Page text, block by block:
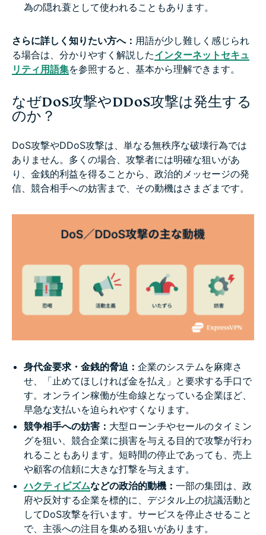
為の隠れ蓑として使われることもあります。
さらに詳しく知りたい方へ： 用語が少し難しく感じられ
る場合は、分かりやすく解説したインターネットセキュ
リティ用語集を参照すると、基本から理解できます。
なぜDoS攻撃やDDoS攻撃は発生する
のか？
DoS攻撃やDDoS攻撃は、単なる無秩序な破壊行為では
ありません。多くの場合、攻撃者には明確な狙いがあ
り、金銭的利益を得ることから、政治的メッセージの発
信、競合相手への妨害まで、その動機はさまざまです。
身代金要求・金銭的脅迫： 企業のシステムを麻痺さ
せ、「止めてほしければ金を払え」と要求する手口で
す。オンライン稼働が生命線となっている企業ほど、
早急な支払いを迫られやすくなります。
競争相手への妨害： 大型ローンチやセールのタイミン
グを狙い、競合企業に損害を与える目的で攻撃が行わ
れることもあります。短時間の停止であっても、売上
や顧客の信頼に大きな打撃を与えます。
ハクティビズムなどの政治的動機： 一部の集団は、政
府や反対する企業を標的に、デジタル上の抗議活動と
してDoS攻撃を行います。サービスを停止させること
で、主張への注目を集める狙いがあります。